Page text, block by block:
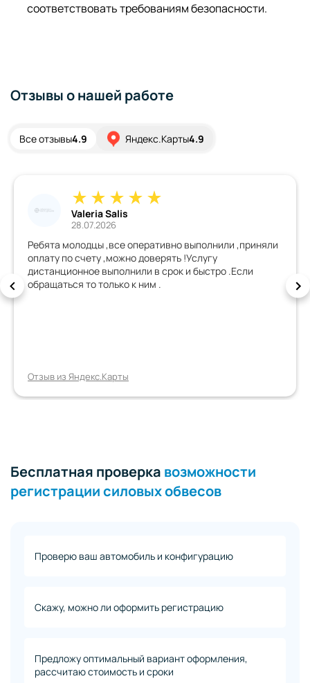
соответствовать требованиям безопасности.
Отзывы о нашей работе
Все отзывы4.9 Яндекс.Карты4.9
Valeria Salis
28.07.2026
Ребята молодцы ,все оперативно выполнили ,приняли
оплату по счету ,можно доверять !Услугу
дистанционное выполнили в срок и быстро .Если
обращаться то только к ним .
Отзыв из Яндекс.Карты
Бесплатная проверка возможности
регистрации силовых обвесов
Проверю ваш автомобиль и конфигурацию
Скажу, можно ли оформить регистрацию
Предложу оптимальный вариант оформления,
рассчитаю стоимость и сроки